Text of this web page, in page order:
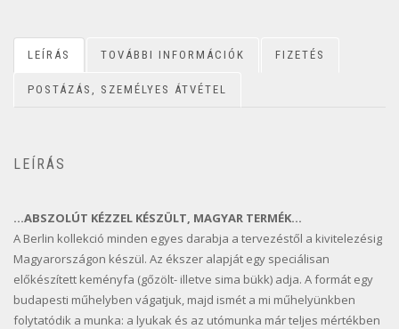
LEÍRÁS TOVÁBBI INFORMÁCIÓK FIZETÉS
POSTÁZÁS, SZEMÉLYES ÁTVÉTEL
LEÍRÁS
…ABSZOLÚT KÉZZEL KÉSZÜLT, MAGYAR TERMÉK…
A Berlin kollekció minden egyes darabja a tervezéstől a kivitelezésig
Magyarországon készül. Az ékszer alapját egy speciálisan
előkészített keményfa (gőzölt- illetve sima bükk) adja. A formát egy
budapesti műhelyben vágatjuk, majd ismét a mi műhelyünkben
folytatódik a munka: a lyukak és az utómunka már teljes mértékben